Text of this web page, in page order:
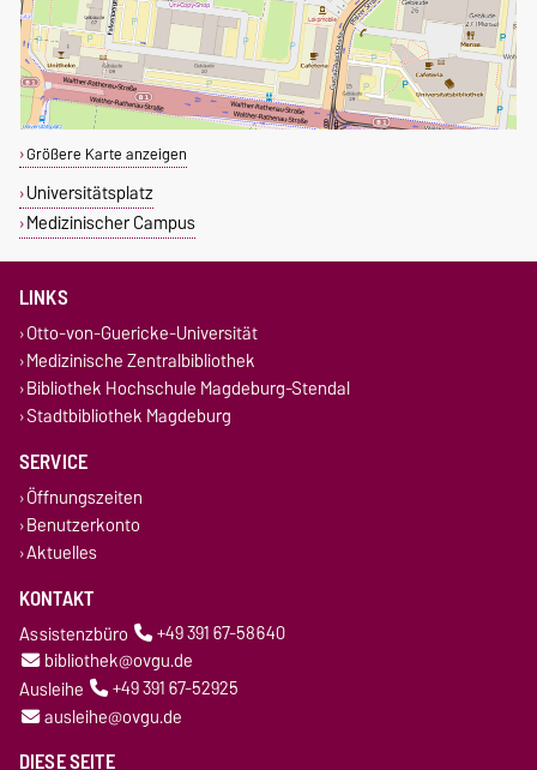
Größere Karte anzeigen
Universitätsplatz
Medizinischer Campus
LINKS
Otto-von-Guericke-Universität
Medizinische Zentralbibliothek
Bibliothek Hochschule Magdeburg-Stendal
Stadtbibliothek Magdeburg
SERVICE
Öffnungszeiten
Benutzerkonto
Aktuelles
KONTAKT
Assistenzbüro
+49 391 67-58640
bibliothek@ovgu.de
Ausleihe
+49 391 67-52925
ausleihe@ovgu.de
DIESE SEITE